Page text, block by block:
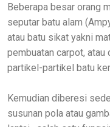
Beberapa besar orang
seputar batu alam
atau batu sikat yakni
pembuatan carpot, atau
partikel-partikel batu
Kemudian diberesi
susunan pola atau